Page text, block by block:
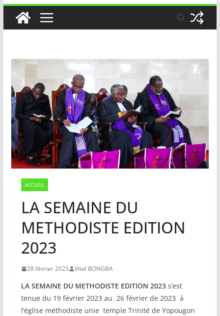
ACCUEIL
LA SEMAINE DU
METHODISTE EDITION
2023
28 février 2023 Vital BONGBA
LA SEMAINE DU METHODISTE EDITION 2023s’est
tenue du 19 février 2023 au 26 février de 2023 à
l’église méthodiste unie temple Trinité de Yopougon